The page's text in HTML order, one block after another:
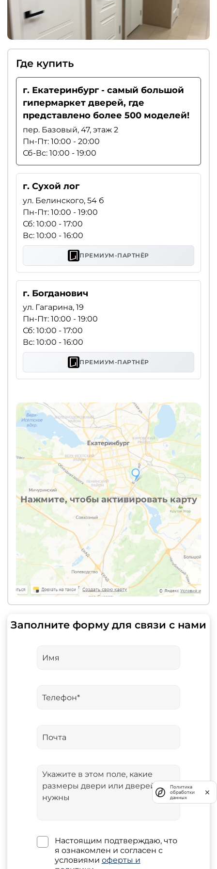
Нажмите, чтобы активировать карту
Где купить
г. Екатеринбург - самый большой
гипермаркет дверей, где
представлено более 500 моделей!
пер. Базовый, 47, этаж 2
Пн-Пт: 10:00 - 20:00
Сб-Вс: 10:00 - 19:00
г. Сухой лог
ул. Белинского, 54 б
Пн-Пт: 10:00 - 19:00
Сб: 10:00 - 17:00
Вс: 10:00 - 16:00
ПРЕМИУМ-ПАРТНЁР
г. Богданович
ул. Гагарина, 19
Пн-Пт: 10:00 - 19:00
Сб: 10:00 - 17:00
Вс: 10:00 - 16:00
ПРЕМИУМ-ПАРТНЁР
Заполните форму для связи с нами
Настоящим подтверждаю, что
я ознакомлен и согласен с
условиями оферты и
Политика
обработки
данных